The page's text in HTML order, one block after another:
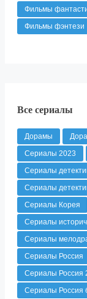
Фильмы
Фильмы фэнтези
Все сериалы
Дорамы
Сериалы 2023
Сериалы
Сериалы
Сериалы Корея
Сериалы
Сериалы
Сериалы Россия
Сериалы Россия
Сериалы Россия